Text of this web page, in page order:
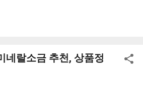
양한 할인 혜택과 빠른배송 혜택을 놓
보세요. 추가할인 확인하기 상품 하나
, 가격도 다양해서 결정이 많이 어려우
네랄소금 추천, 상품정